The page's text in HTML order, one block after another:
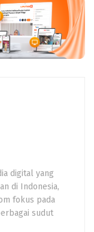
digital yang
di Indonesia,
fokus pada
sudut